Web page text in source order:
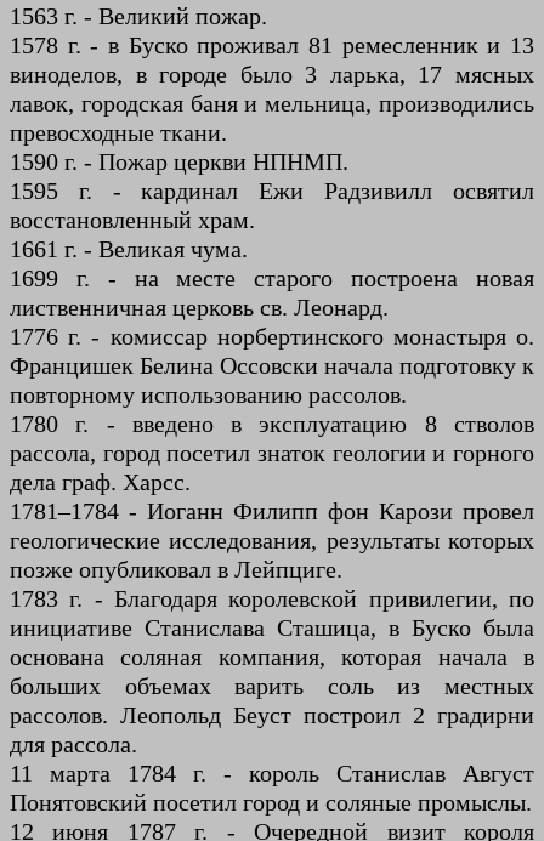
1563 г. - Великий пожар.
1578 г. - в Буско проживал 81 ремесленник и 13
виноделов, в городе было 3 ларька, 17 мясных
лавок, городская баня и мельница, производились
превосходные ткани.
1590 г. - Пожар церкви НПНМП.
1595 г. - кардинал Ежи Радзивилл освятил
восстановленный храм.
1661 г. - Великая чума.
1699 г. - на месте старого построена новая
лиственничная церковь св. Леонард.
1776 г. - комиссар норбертинского монастыря о.
Францишек Белина Оссовски начала подготовку к
повторному использованию рассолов.
1780 г. - введено в эксплуатацию 8 стволов
рассола, город посетил знаток геологии и горного
дела граф. Харсс.
1781–1784 - Иоганн Филипп фон Карози провел
геологические исследования, результаты которых
позже опубликовал в Лейпциге.
1783 г. - Благодаря королевской привилегии, по
инициативе Станислава Сташица, в Буско была
основана соляная компания, которая начала в
больших объемах варить соль из местных
рассолов. Леопольд Беуст построил 2 градирни
для рассола.
11 марта 1784 г. - король Станислав Август
Понятовский посетил город и соляные промыслы.
12 июня 1787 г. - Очередной визит короля